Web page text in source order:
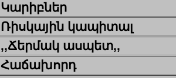
Կարիբներ
Ռիսկային կապիտալ
,,Ճերմակ ասպետ,,
Հաճախորդ